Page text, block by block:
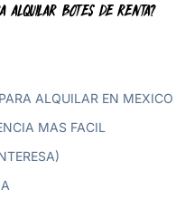
BOTES DE RENTA?
ALQUILAR EN MEXICO
MAS FACIL